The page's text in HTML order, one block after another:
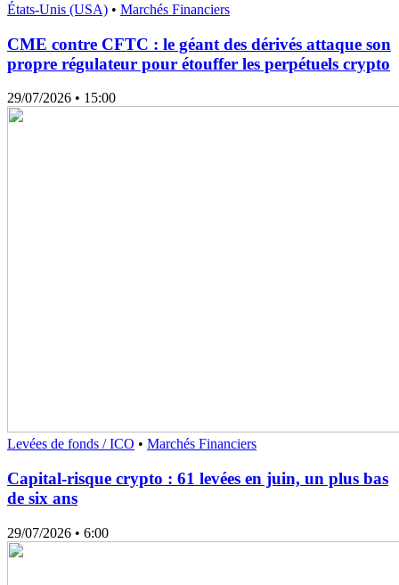
États-Unis (USA) • Marchés Financiers
CME contre CFTC : le géant des dérivés attaque son
propre régulateur pour étouffer les perpétuels crypto
29/07/2026 • 15:00
Levées de fonds / ICO • Marchés Financiers
Capital-risque crypto : 61 levées en juin, un plus bas
de six ans
29/07/2026 • 6:00